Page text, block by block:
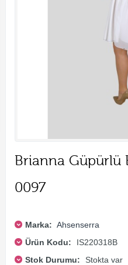
Brianna Güpürlü
0097
Marka: Ahsenserra
Ürün Kodu:
IS220318B
Stok Durumu:
Stokta var